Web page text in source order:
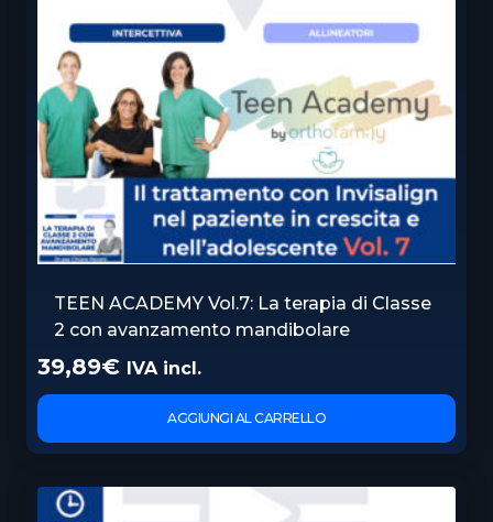
TEEN ACADEMY Vol.7: La terapia di Classe
2 con avanzamento mandibolare
39,89€ IVA incl.
AGGIUNGI AL CARRELLO